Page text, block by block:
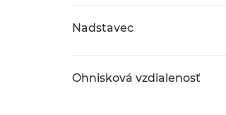
Nadstavec
Ohnisková vzdialenosť